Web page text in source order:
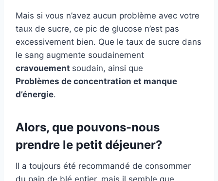
Mais si vous n’avez aucun problème avec votre
taux de sucre, ce pic de glucose n’est pas
excessivement bien. Que le taux de sucre dans
le sang augmente soudainement
cravouement soudain, ainsi que
Problèmes de concentration et manque
d’énergie.
Alors, que pouvons-nous
prendre le petit déjeuner?
Il a toujours été recommandé de consommer